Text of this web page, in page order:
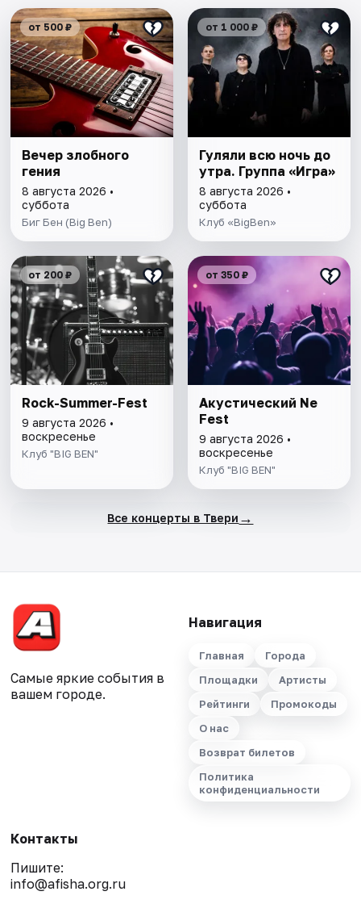
от 500 ₽
Вечер злобного
гения
8 августа 2026 •
суббота
Биг Бен (Big Ben)
от 1 000 ₽
Гуляли всю ночь до
утра. Группа «Игра»
8 августа 2026 •
суббота
Клуб «BigBen»
от 200 ₽
Rock-Summer-Fest
9 августа 2026 •
воскресенье
Клуб "BIG BEN"
от 350 ₽
Акустический Ne
Fest
9 августа 2026 •
воскресенье
Клуб "BIG BEN"
Все концерты в Твери →
Самые яркие события в
вашем городе.
Навигация
Главная
Города
Площадки
Артисты
Рейтинги
Промокоды
О нас
Возврат билетов
Политика
конфиденциальности
Контакты
Пишите:
info@afisha.org.ru